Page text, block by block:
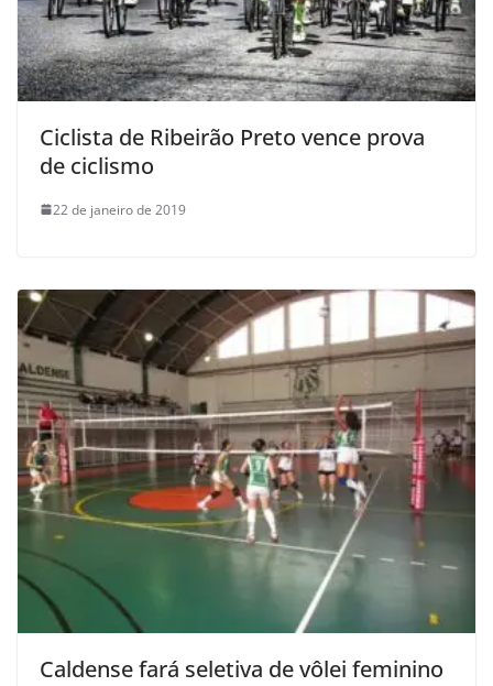
Ciclista de Ribeirão Preto vence prova
de ciclismo
22 de janeiro de 2019
Caldense fará seletiva de vôlei feminino